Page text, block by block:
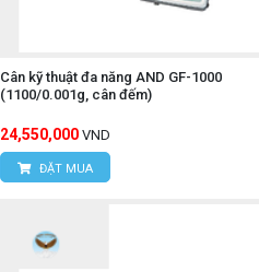
Cân kỹ thuật đa năng AND GF-1000
(1100/0.001g, cân đếm)
24,550,000 VND
ĐẶT MUA